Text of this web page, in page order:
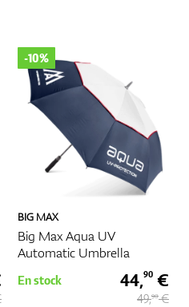
BIG MAX
Big Max Aqua UV
Automatic Umbrella
-10%
En stock 44,90 €
49,90€